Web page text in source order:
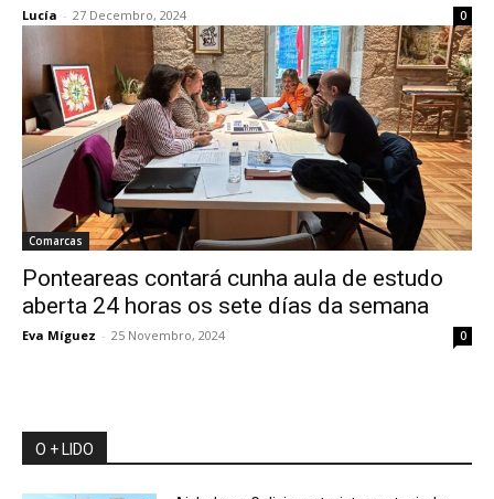
Lucía - 27 Decembro, 2024 0
Comarcas
Ponteareas contará cunha aula de estudo
aberta 24 horas os sete días da semana
Eva Míguez - 25 Novembro, 2024 0
O + LIDO